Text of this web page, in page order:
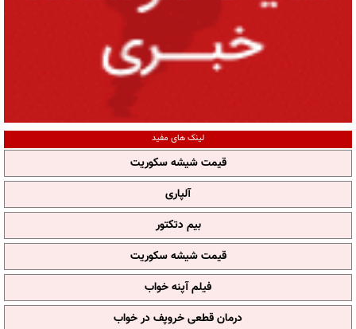
لینک های مفید
قیمت شیشه سکوریت
آلپاری
بیم دتکتور
قیمت شیشه سکوریت
فیلم آپنه خواب
درمان قطعی خروپف در خواب